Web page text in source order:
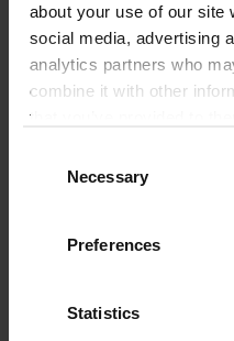
about your use of our site
social media, advertising
analytics partners who
combine it with other
that you’ve provided to
their services.
SelectionNecessary
Preferences
Statistics
Kolejne strony dodasz w